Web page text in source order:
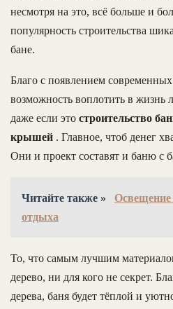
несмотря на это, всё больше и
популярность строительства
бане.
Благо с появлением
возможность воплотить в жизнь
даже если это строительство
крышей . Главное, чтоб денег
Они и проект составят и баню с
Читайте также »
Освещение
отдыха
То, что самым лучшим
дерево, ни для кого не секрет.
дерева, баня будет тёплой и